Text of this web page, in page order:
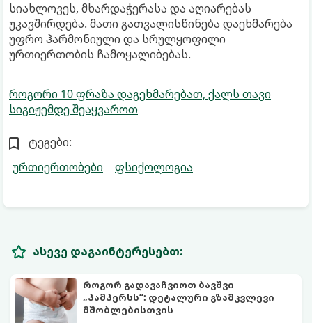
სიახლოვეს, მხარდაჭერასა და აღიარებას
უკავშირდება. მათი გათვალისწინება დაეხმარება
უფრო ჰარმონიული და სრულყოფილი
ურთიერთობის ჩამოყალიბებას.
როგორი 10 ფრაზა დაგეხმარებათ, ქალს თავი
სიგიჟემდე შეაყვაროთ
ტეგები:
ურთიერთობები
ფსიქოლოგია
ასევე დაგაინტერესებთ:
როგორ გადავაჩვიოთ ბავშვი
„პამპერსს“: დეტალური გზამკვლევი
მშობლებისთვის